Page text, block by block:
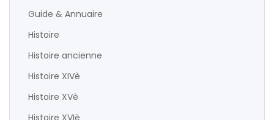
Guide & Annuaire
Histoire
Histoire ancienne
Histoire XIVè
Histoire XVè
Histoire XVIè